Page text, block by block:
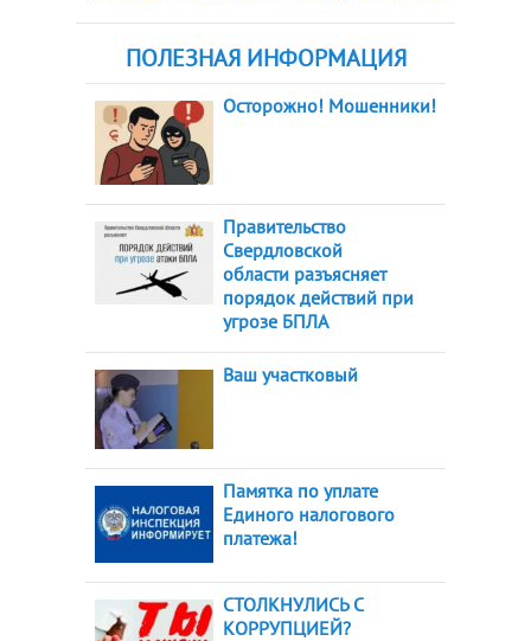
ПОЛЕЗНАЯ ИНФОРМАЦИЯ
Осторожно! Мошенники!
Правительство
Свердловской
области разъясняет
порядок действий при
угрозе БПЛА
Ваш участковый
Памятка по уплате
Единого налогового
платежа!
СТОЛКНУЛИСЬ С
КОРРУПЦИЕЙ?